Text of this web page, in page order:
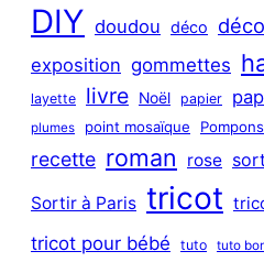
DIY doudou déco
exposition gommettes
layette livre Noël papier
plumes point mosaïque Pompons
recette roman rose
Sortir à Paris tricot
tricot pour bébé tuto tuto